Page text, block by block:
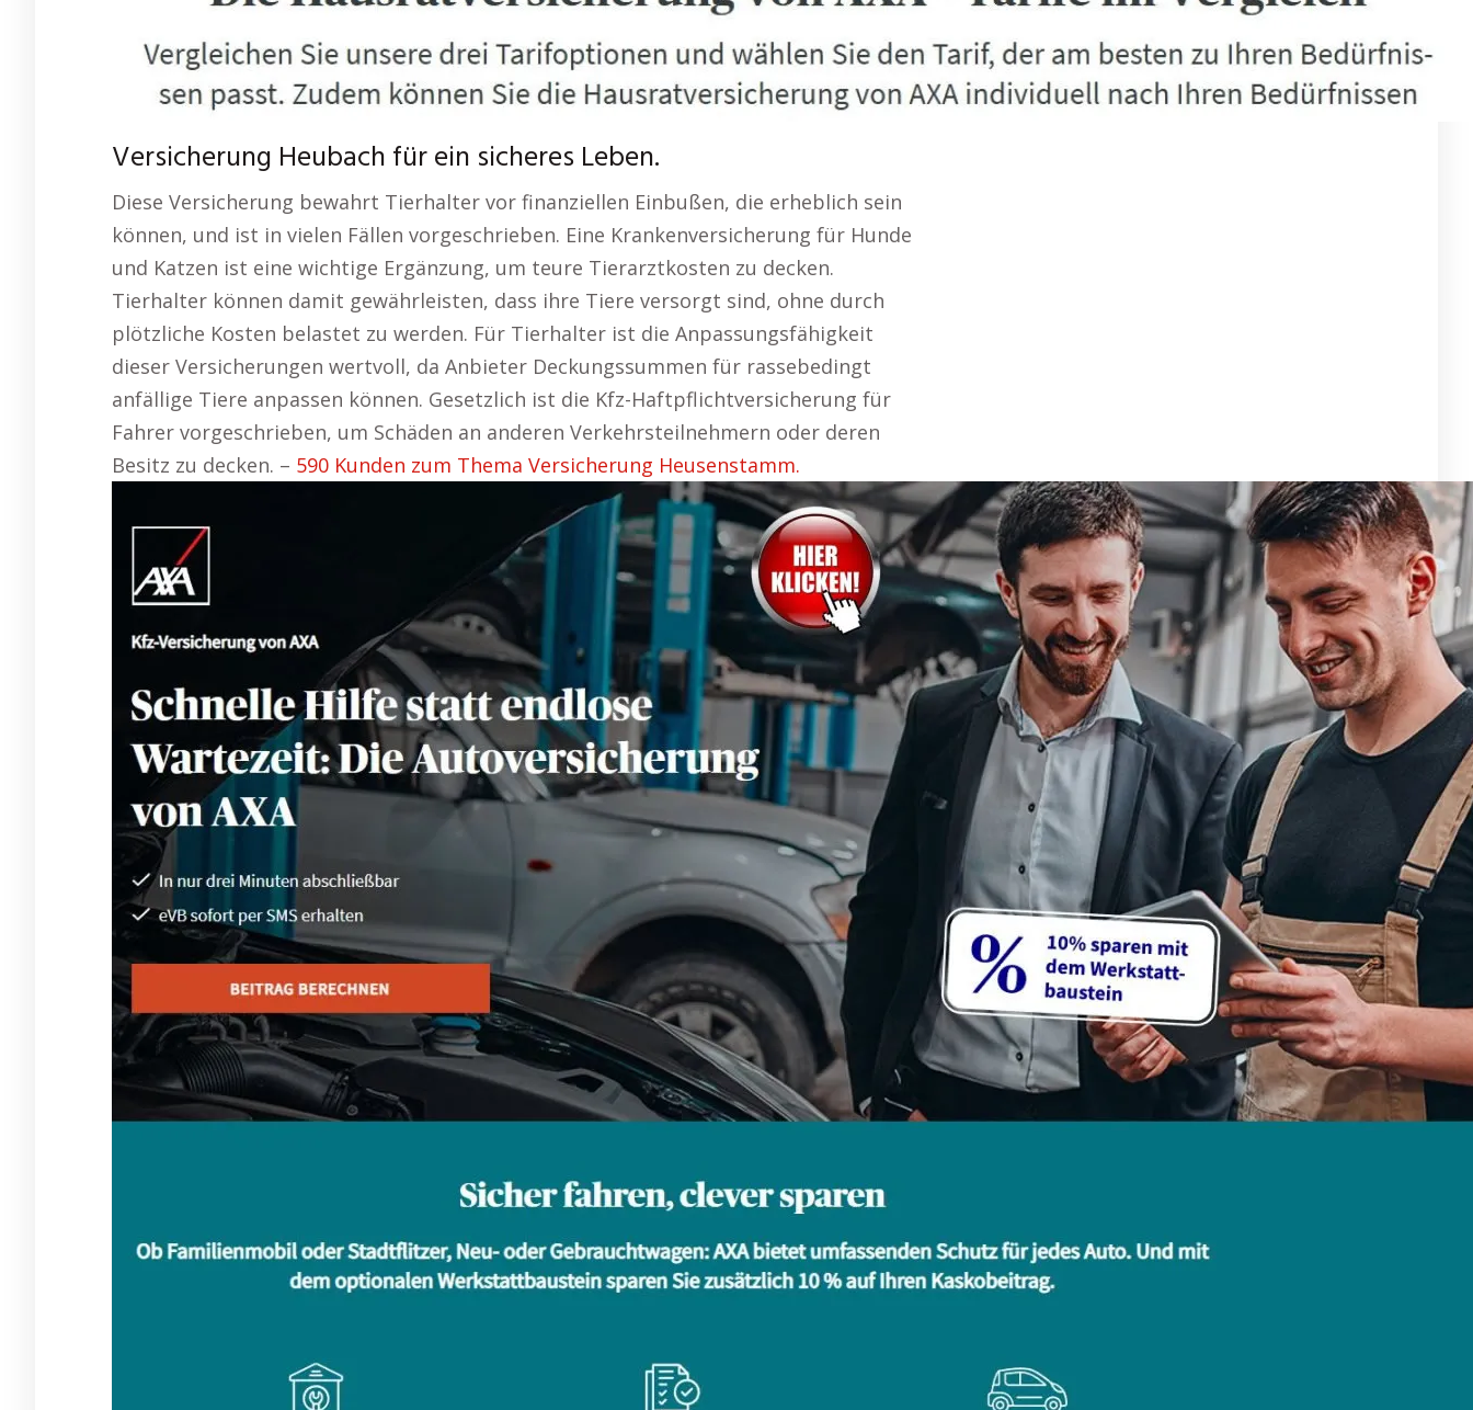
Versicherung Heubach für ein sicheres Leben.
Diese Versicherung bewahrt Tierhalter vor finanziellen Einbußen, die erheblich sein
können, und ist in vielen Fällen vorgeschrieben. Eine Krankenversicherung für Hunde
und Katzen ist eine wichtige Ergänzung, um teure Tierarztkosten zu decken.
Tierhalter können damit gewährleisten, dass ihre Tiere versorgt sind, ohne durch
plötzliche Kosten belastet zu werden. Für Tierhalter ist die Anpassungsfähigkeit
dieser Versicherungen wertvoll, da Anbieter Deckungssummen für rassebedingt
anfällige Tiere anpassen können. Gesetzlich ist die Kfz-Haftpflichtversicherung für
Fahrer vorgeschrieben, um Schäden an anderen Verkehrsteilnehmern oder deren
Besitz zu decken. – 590 Kunden zum Thema Versicherung Heusenstamm.